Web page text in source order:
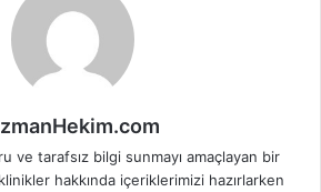
ve tarafsız bilgi sunmayı amaçlayan bir
hakkında içeriklerimizi hazırlarken